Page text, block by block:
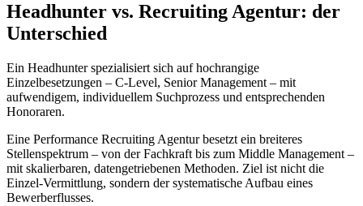
Headhunter vs. Recruiting Agentur: der
Unterschied
Ein Headhunter spezialisiert sich auf hochrangige
Einzelbesetzungen – C-Level, Senior Management – mit
aufwendigem, individuellem Suchprozess und entsprechenden
Honoraren.
Eine Performance Recruiting Agentur besetzt ein breiteres
Stellenspektrum – von der Fachkraft bis zum Middle Management –
mit skalierbaren, datengetriebenen Methoden. Ziel ist nicht die
Einzel-Vermittlung, sondern der systematische Aufbau eines
Bewerberflusses.